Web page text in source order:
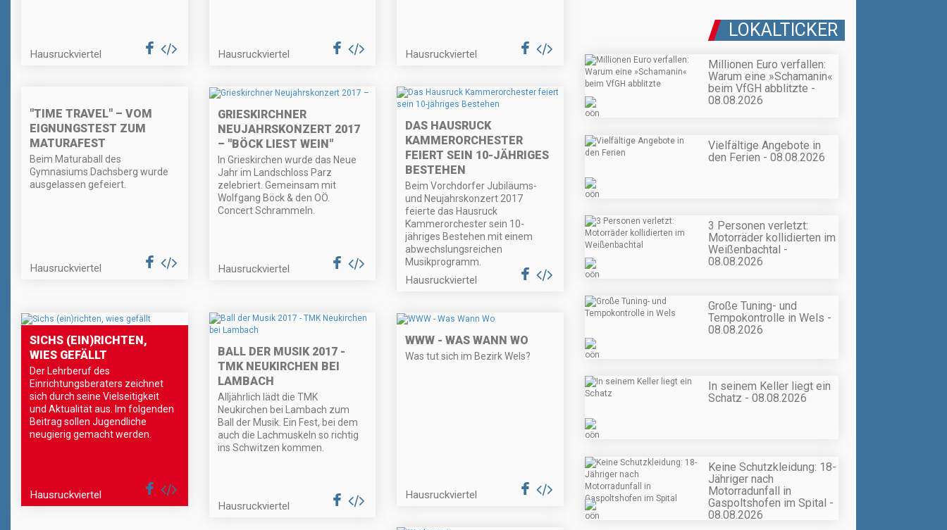
Hausruckviertel Hausruckviertel Hausruckviertel
"TIME TRAVEL" – VOM
EIGNUNGSTEST ZUM
MATURAFEST
Beim Maturaball des
Gymnasiums Dachsberg wurde
ausgelassen gefeiert.
Hausruckviertel
GRIESKIRCHNER
NEUJAHRSKONZERT 2017
– "BÖCK LIEST WEIN"
In Grieskirchen wurde das Neue
Jahr im Landschloss Parz
zelebriert. Gemeinsam mit
Wolfgang Böck & den OÖ.
Concert Schrammeln.
Hausruckviertel
DAS HAUSRUCK
KAMMERORCHESTER
FEIERT SEIN 10-JÄHRIGES
BESTEHEN
Beim Vorchdorfer Jubiläums-
und Neujahrskonzert 2017
feierte das Hausruck
Kammerorchester sein 10-
jähriges Bestehen mit einem
abwechslungsreichen
Musikprogramm.
Hausruckviertel
SICHS (EIN)RICHTEN,
WIES GEFÄLLT
Der Lehrberuf des
Einrichtungsberaters zeichnet
sich durch seine Vielseitigkeit
und Aktualität aus. Im folgenden
Beitrag sollen Jugendliche
neugierig gemacht werden.
Hausruckviertel
BALL DER MUSIK 2017 -
TMK NEUKIRCHEN BEI
LAMBACH
Alljährlich lädt die TMK
Neukirchen bei Lambach zum
Ball der Musik. Ein Fest, bei dem
auch die Lachmuskeln so richtig
ins Schwitzen kommen.
Hausruckviertel
WWW - WAS WANN WO
Was tut sich im Bezirk Wels?
Hausruckviertel
LOKALTICKER
Millionen Euro verfallen:
Warum eine »Schamanin«
beim VfGH abblitzte -
08.08.2026
Vielfältige Angebote in
den Ferien - 08.08.2026
3 Personen verletzt:
Motorräder kollidierten im
Weißenbachtal -
08.08.2026
Große Tuning- und
Tempokontrolle in Wels -
08.08.2026
In seinem Keller liegt ein
Schatz - 08.08.2026
Keine Schutzkleidung: 18-
Jähriger nach
Motorradunfall in
Gaspoltshofen im Spital -
08.08.2026